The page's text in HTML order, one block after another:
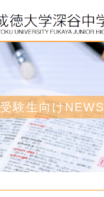
受験生向けNEWS